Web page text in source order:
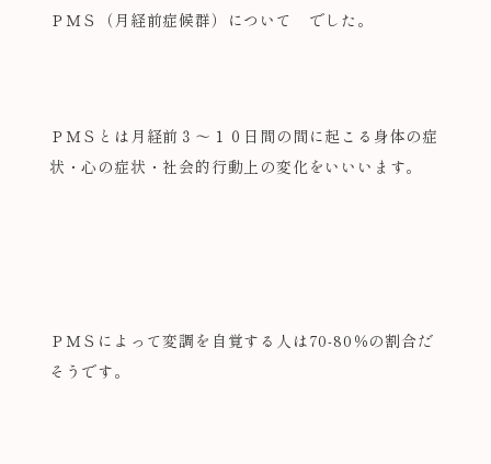
ＰＭＳ（月経前症候群）について でした。
ＰＭＳとは月経前３～１０日間の間に起こる身体の症
状・心の症状・社会的行動上の変化をいいいます。
ＰＭＳによって変調を自覚する人は70-80％の割合だ
そうです。